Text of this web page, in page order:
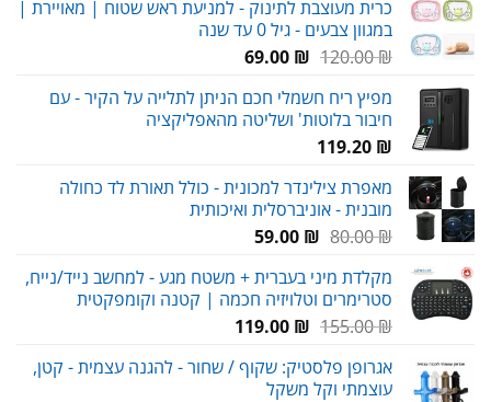
עד
כרית מעוצבת לתינוק - למניעת ראש שטוח | מאויירת |
במגוון צבעים - גיל 0 עד שנה
120.00₪
המחיר
היה:
120.00 ₪.
69.00 ₪
המחיר
הוא:
69.00 ₪.
מפיץ ריח חשמלי חכם הניתן לתלייה על הקיר - עם
חיבור בלוטות' ושליטה מהאפליקציה
119.20 ₪
מאפרת צילינדר למכונית - כולל תאורת לד כחולה
מובנית - אוניברסלית ואיכותית
80.00₪
המחיר
היה:
80.00 ₪.
59.00 ₪
המחיר
הוא:
59.00 ₪.
מקלדת מיני בעברית + משטח מגע - למחשב נייד/נייח,
סטרימרים וטלויזיה חכמה | קטנה וקומפקטית
155.00₪
המחיר
היה:
155.00 ₪.
119.00 ₪
המחיר
הוא:
אגרופן פלסטיק: שקוף / שחור - להגנה עצמית - קטן,
עוצמתי וקל משקל